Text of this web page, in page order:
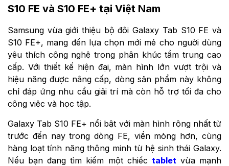
S10 FE và S10 FE+ tại Việt Nam
Samsung vừa giới thiệu bộ đôi Galaxy Tab S10 FE và
S10 FE+, mang đến lựa chọn mới mẻ cho người dùng
yêu thích công nghệ trong phân khúc tầm trung cao
cấp. Với thiết kế hiện đại, màn hình lớn vượt trội và
hiệu năng được nâng cấp, dòng sản phẩm này không
chỉ đáp ứng nhu cầu giải trí mà còn hỗ trợ tối đa cho
công việc và học tập.
Galaxy Tab S10 FE+ nổi bật với màn hình rộng nhất từ
trước đến nay trong dòng FE, viền mỏng hơn, cùng
hàng loạt tính năng thông minh từ hệ sinh thái Galaxy.
Nếu bạn đang tìm kiếm một chiếc tablet vừa mạnh